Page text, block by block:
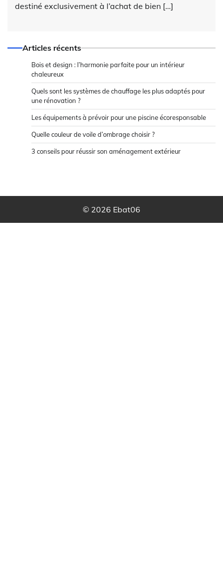
destiné exclusivement à l’achat de bien […]
Articles récents
Bois et design : l’harmonie parfaite pour un intérieur
chaleureux
Quels sont les systèmes de chauffage les plus adaptés pour
une rénovation ?
Les équipements à prévoir pour une piscine écoresponsable
Quelle couleur de voile d’ombrage choisir ?
3 conseils pour réussir son aménagement extérieur
© 2026 Ebat06